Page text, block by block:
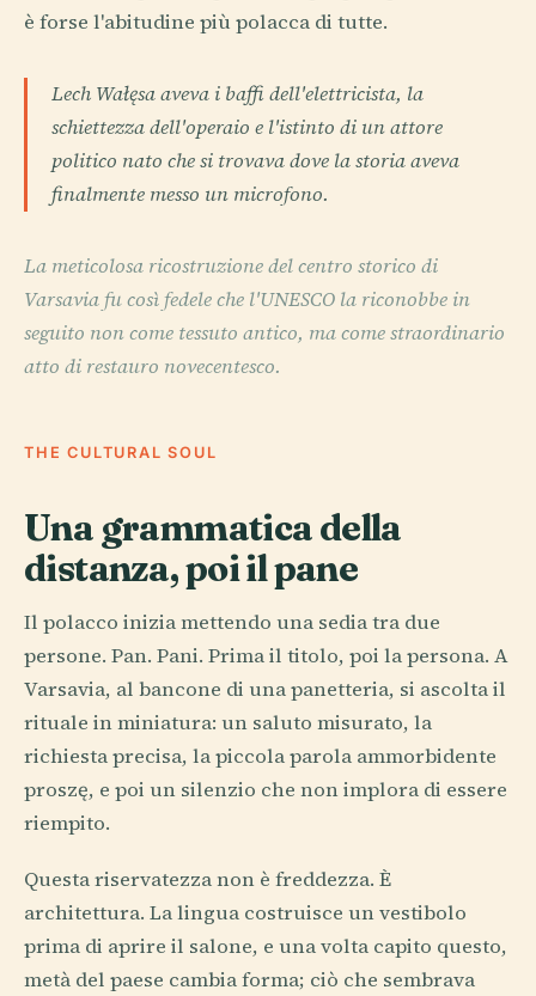
è forse l'abitudine più polacca di tutte.
Lech Wałęsa aveva i baffi dell'elettricista, la
schiettezza dell'operaio e l'istinto di un attore
politico nato che si trovava dove la storia aveva
finalmente messo un microfono.
La meticolosa ricostruzione del centro storico di
Varsavia fu così fedele che l'UNESCO la riconobbe in
seguito non come tessuto antico, ma come straordinario
atto di restauro novecentesco.
THE CULTURAL SOUL
Una grammatica della
distanza, poi il pane
Il polacco inizia mettendo una sedia tra due
persone. Pan. Pani. Prima il titolo, poi la persona. A
Varsavia, al bancone di una panetteria, si ascolta il
rituale in miniatura: un saluto misurato, la
richiesta precisa, la piccola parola ammorbidente
proszę, e poi un silenzio che non implora di essere
riempito.
Questa riservatezza non è freddezza. È
architettura. La lingua costruisce un vestibolo
prima di aprire il salone, e una volta capito questo,
metà del paese cambia forma; ciò che sembrava